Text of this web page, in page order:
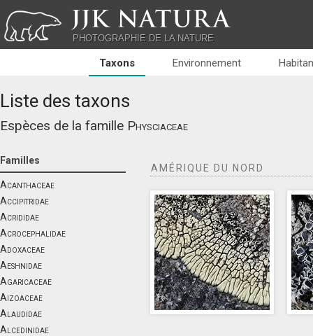
JJK NATURA
PHOTOGRAPHIE DE LA NATURE
Taxons Environnement
Liste des taxons
Espèces de la famille Physciaceae
Familles
Acanthaceae
Accipitridae
Acrididae
Acrocephalidae
Adoxaceae
Aeshnidae
Agaricaceae
Aizoaceae
Alaudidae
Alcedinidae
AMÉRIQUE DU NORD